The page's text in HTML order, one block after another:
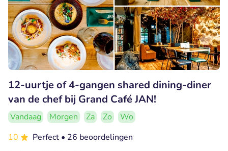
12-uurtje of 4-gangen shared dining-diner
van de chef bij Grand Café JAN!
Vandaag Morgen Za Zo
Wo
10
Perfect • 26 beoordelingen